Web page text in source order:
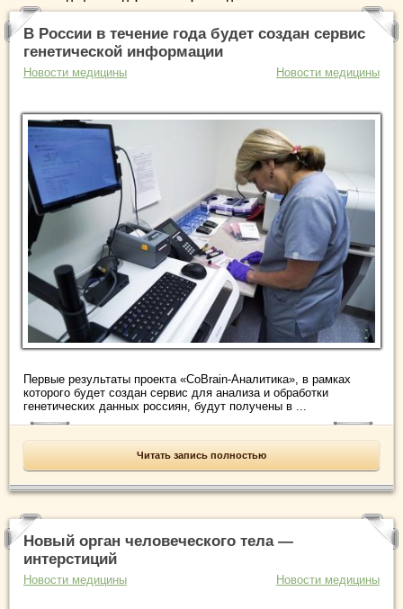
В России в течение года будет создан сервис
генетической информации
Новости медицины Новости медицины
Первые результаты проекта «CoBrain-Аналитика», в рамках
которого будет создан сервис для анализа и обработки
генетических данных россиян, будут получены в ...
Читать запись полностью
Новый орган человеческого тела —
интерстиций
Новости медицины Новости медицины